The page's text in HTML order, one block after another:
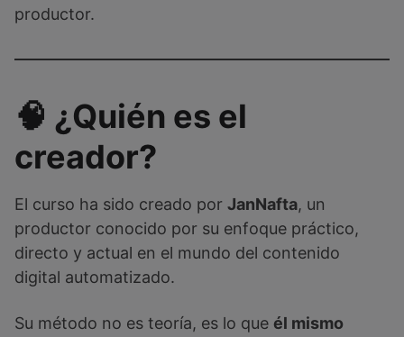
productor.
🧠 ¿Quién es el
creador?
El curso ha sido creado por JanNafta, un
productor conocido por su enfoque práctico,
directo y actual en el mundo del contenido
digital automatizado.
Su método no es teoría, es lo que él mismo